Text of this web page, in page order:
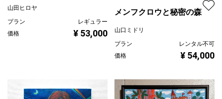
山田ヒロヤ
プラン
レギュラー
価格
¥ 53,000
メンフクロウと秘密の森
山口ミドリ
プラン
レンタル不可
価格
¥ 54,000